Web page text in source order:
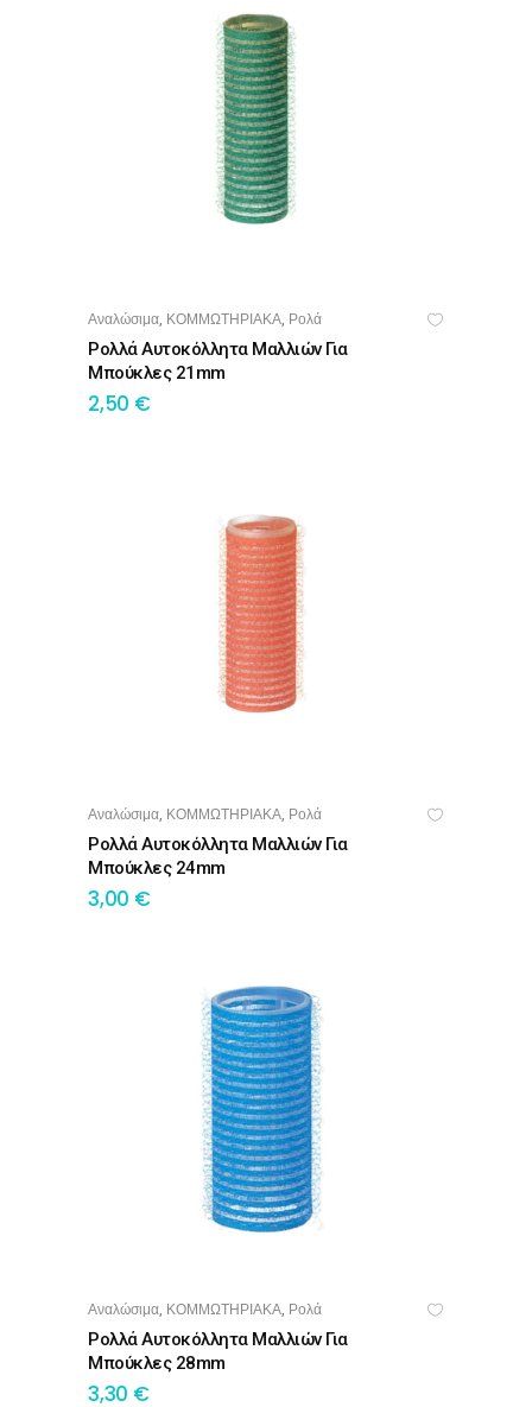
ΠΡΟΣΘΉΚΗ ΣΤΟ ΚΑΛΆΘΙ
Αναλώσιμα, ΚΟΜΜΩΤΗΡΙΑΚΑ, Ρολά
Ρολλά Αυτοκόλλητα Μαλλιών Για
Μπούκλες 21mm
2,50 €
ΠΡΟΣΘΉΚΗ ΣΤΟ ΚΑΛΆΘΙ
Αναλώσιμα, ΚΟΜΜΩΤΗΡΙΑΚΑ, Ρολά
Ρολλά Αυτοκόλλητα Μαλλιών Για
Μπούκλες 24mm
3,00 €
ΠΡΟΣΘΉΚΗ ΣΤΟ ΚΑΛΆΘΙ
Αναλώσιμα, ΚΟΜΜΩΤΗΡΙΑΚΑ, Ρολά
Ρολλά Αυτοκόλλητα Μαλλιών Για
Μπούκλες 28mm
3,30 €